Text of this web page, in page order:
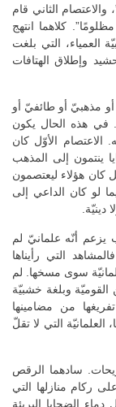
والاعتصام الثاني قام
كلاهما انتهج
العمياء، التي بلغت
وإطلاق الهتافات
مذهبيّ أو طائفيّ أو
في هذه الحال يكون
الاعتصام الأوّل كان
ينتمون إلى المذهب
كان هؤلاء ليعتصمون
لو كان الداعي إلى
دينيّة.
يزعم أنّه علمانيّ لم
التي رأيناها
سوى مسخها. لم
وبلغة خشبيّة
من مضامينها
العلمانيّة التي لا تقلّ
سادهما الرقص
ركام منازلها التي
الضحايا البريئة